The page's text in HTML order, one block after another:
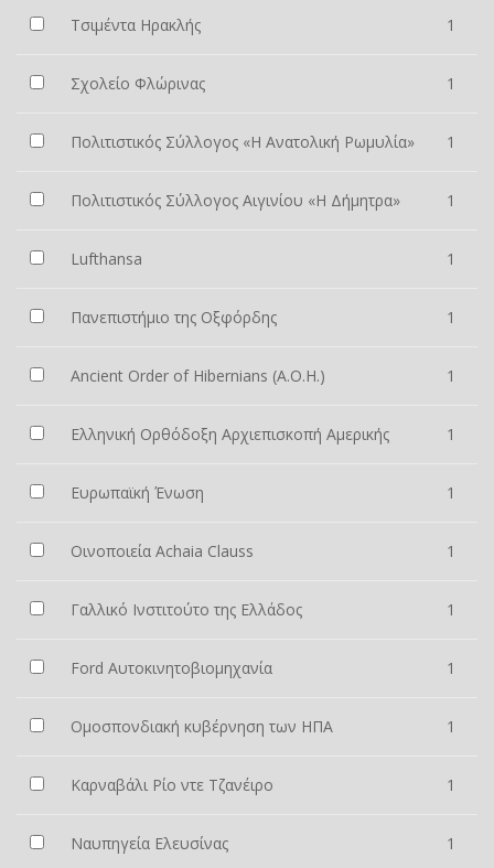
Τσιμέντα Ηρακλής 1
Σχολείο Φλώρινας 1
Πολιτιστικός Σύλλογος «Η Ανατολική Ρωμυλία» 1
Πολιτιστικός Σύλλογος Αιγινίου «Η Δήμητρα» 1
Lufthansa 1
Πανεπιστήμιο της Οξφόρδης 1
Ancient Order of Hibernians (A.O.H.) 1
Ελληνική Ορθόδοξη Αρχιεπισκοπή Αμερικής 1
Ευρωπαϊκή Ένωση 1
Οινοποιεία Achaia Clauss 1
Γαλλικό Ινστιτούτο της Ελλάδος 1
Ford Αυτοκινητοβιομηχανία 1
Ομοσπονδιακή κυβέρνηση των ΗΠΑ 1
Καρναβάλι Ρίο ντε Τζανέιρο 1
Ναυπηγεία Ελευσίνας 1